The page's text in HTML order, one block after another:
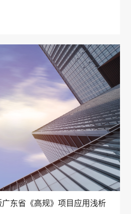
广东省《高规》项目应用浅析